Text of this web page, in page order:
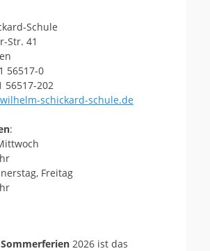
Schule
Str. 41
56517-0
56517-202
schickard-schule.de
:
Freitag
Sommerferien 2026 ist das